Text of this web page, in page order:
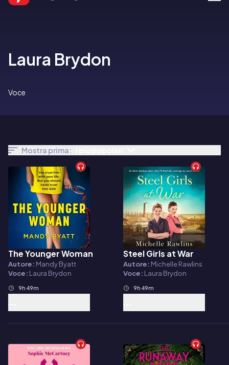
Laura Brydon
Voce
Mostra prima:
Audiolibro
The Younger Woman
Autore: Mandy Byatt
Voce: Laura Brydon
9h 49m
Audiolibro
Steel Girls at War
Autore: Michelle Rawlins
Voce: Laura Brydon
9h 49m